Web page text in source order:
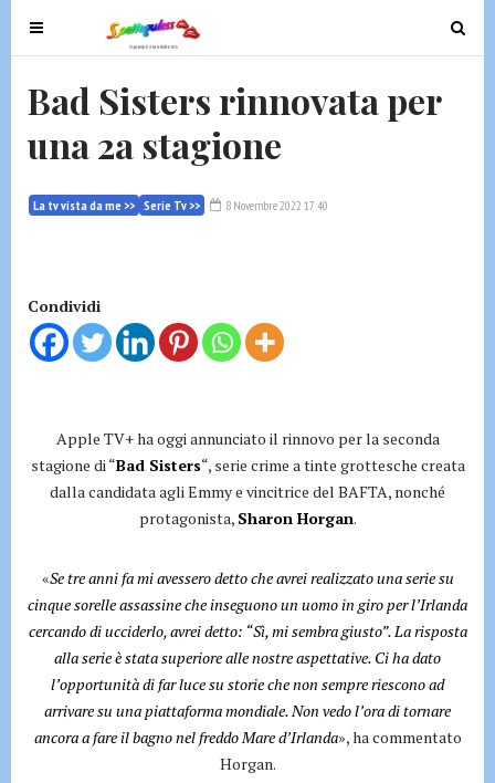
T
o
g
e
a
a
t
T
o
Bad Sisters rinnovata per
una 2a stagione
La tv vista da me >> Serie Tv >> 8 Novembre 2022 17:40
Condividi
Apple TV+ ha oggi annunciato il rinnovo per la seconda
stagione di “Bad Sisters“, serie crime a tinte grottesche creata
dalla candidata agli Emmy e vincitrice del BAFTA, nonché
protagonista, Sharon Horgan.
«Se tre anni fa mi avessero detto che avrei realizzato una serie su
cinque sorelle assassine che inseguono un uomo in giro per l’Irlanda
cercando di ucciderlo, avrei detto: “Sì, mi sembra giusto”. La risposta
alla serie è stata superiore alle nostre aspettative. Ci ha dato
l’opportunità di far luce su storie che non sempre riescono ad
arrivare su una piattaforma mondiale. Non vedo l’ora di tornare
ancora a fare il bagno nel freddo Mare d’Irlanda», ha commentato
Horgan.